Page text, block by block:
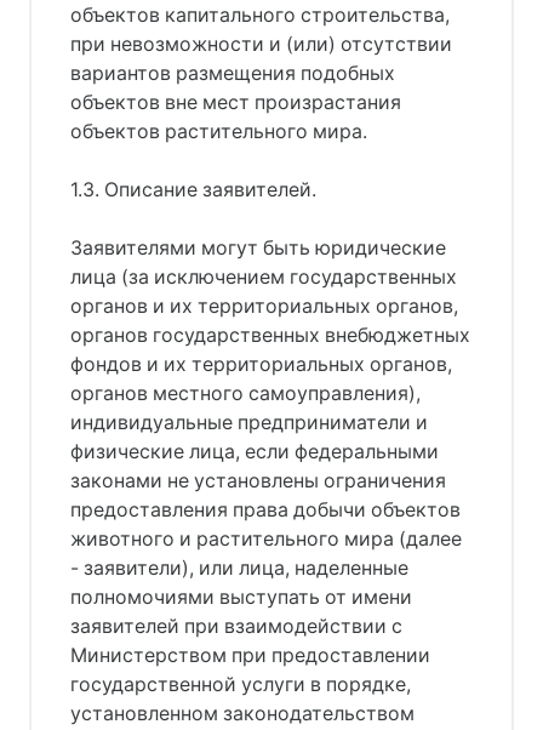
объектов капитального строительства,
при невозможности и (или) отсутствии
вариантов размещения подобных
объектов вне мест произрастания
объектов растительного мира.
1.3. Описание заявителей.
Заявителями могут быть юридические
лица (за исключением государственных
органов и их территориальных органов,
органов государственных внебюджетных
фондов и их территориальных органов,
органов местного самоуправления),
индивидуальные предприниматели и
физические лица, если федеральными
законами не установлены ограничения
предоставления права добычи объектов
животного и растительного мира (далее
- заявители), или лица, наделенные
полномочиями выступать от имени
заявителей при взаимодействии с
Министерством при предоставлении
государственной услуги в порядке,
установленном законодательством